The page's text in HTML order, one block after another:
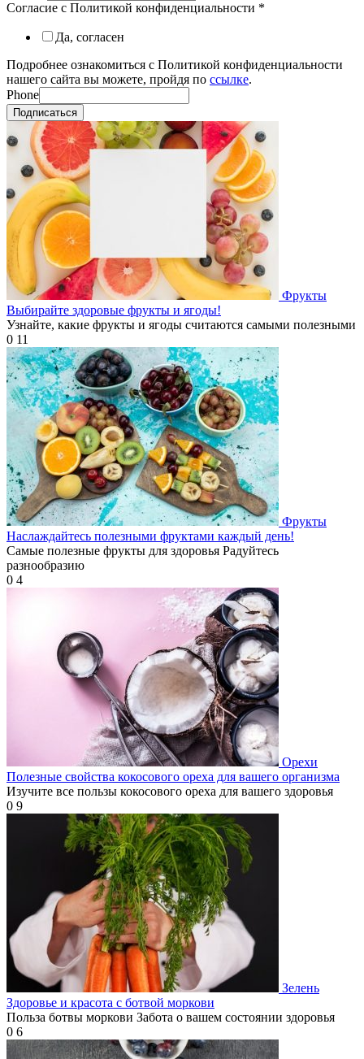
Согласие с Политикой конфиденциальности *
Да, согласен
Подробнее ознакомиться с Политикой конфиденциальности
нашего сайта вы можете, пройдя по ссылке.
Phone
Подписаться
Фрукты
Выбирайте здоровые фрукты и ягоды!
Узнайте, какие фрукты и ягоды считаются самыми полезными
0 11
Фрукты
Наслаждайтесь полезными фруктами каждый день!
Самые полезные фрукты для здоровья Радуйтесь
разнообразию
0 4
Орехи
Полезные свойства кокосового ореха для вашего организма
Изучите все пользы кокосового ореха для вашего здоровья
0 9
Зелень
Здоровье и красота с ботвой моркови
Польза ботвы моркови Забота о вашем состоянии здоровья
0 6